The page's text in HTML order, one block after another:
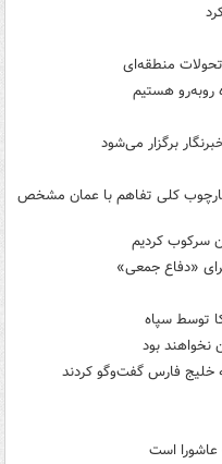
منطقه‌ای
روبه‌رو هستیم
برگزار می‌شود
کلی تفاهم با عمان مشخص
سرکوب کردیم
«دفاع جمعی»
توسط سپاه
نخواهند بود
خلیج فارس گفت‌وگو کردند
است